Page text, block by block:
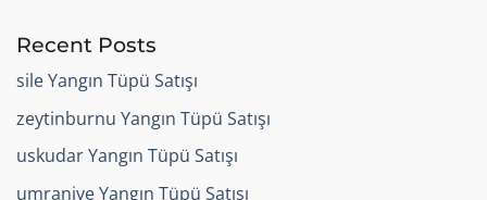
Recent Posts
sile Yangın Tüpü Satışı
zeytinburnu Yangın Tüpü Satışı
uskudar Yangın Tüpü Satışı
umraniye Yangın Tüpü Satışı